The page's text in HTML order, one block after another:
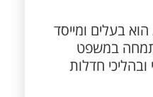
הוא בעלים ומייסד
במשפט
חדלות